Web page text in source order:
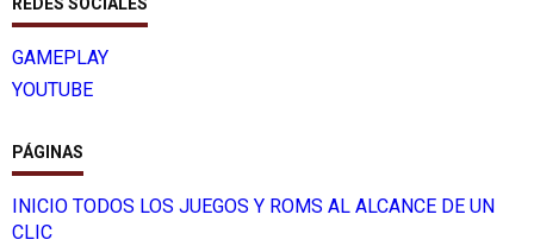
GAMEPLAY
YOUTUBE
PÁGINAS
INICIO TODOS LOS JUEGOS Y ROMS AL ALCANCE DE UN
CLIC